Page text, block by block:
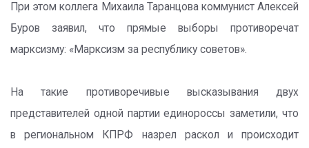
При этом коллега Михаила Таранцова коммунист Алексей
Буров заявил, что прямые выборы противоречат
марксизму: «Марксизм за республику советов».
На такие противоречивые высказывания двух
представителей одной партии единороссы заметили, что
в региональном КПРФ назрел раскол и происходит